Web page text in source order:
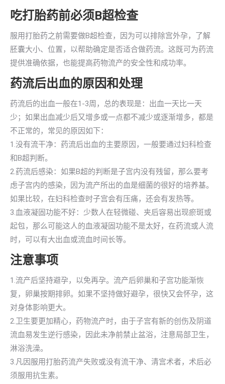
吃打胎药前必须B超检查
服用打胎药之前需要做B超检查，因为可以排除宫外孕，了解
胚囊大小、位置，以帮助确定是否适合做药流。这既可为药流
提供准确依据，也能提高药物流产的安全性和成功率。
药流后出血的原因和处理
药流后的出血一般在1-3周，总的表现是：出血一天比一天
少；如果出血减少后又增多或一点都不减少或逐渐增多，都是
不正常的，常见的原因如下：
1.没有流干净：药流后出血的主要原因，一般要通过妇科检查
和B超判断。
2.药流后感染：如果B超的判断是子宫内没有残留，那么要考
虑子宫内的感染，因为流产所出的血是细菌的很好的培养基。
如果比较，在妇科检查时子宫会有压痛，还会有发热等。
3.血液凝固功能不好：少数人在轻微碰、夹后容易出现瘀斑或
起包，那么可能这人的血液凝固功能不是太好，在药流或人流
时，可以有大出血或流血时间长等。
注意事项
1.流产后坚持避孕，以免再孕。流产后卵巢和子宫功能渐恢
复，卵巢按期排卵。如果不坚持做好避孕，很快又会怀孕，这
对身体影响更大。
2.卫生要更加精心，药物流产时，由于子宫有新的创伤及阴道
流血易发生逆行感染，因此未净前禁止盆浴，注意局部卫生，
淋浴洗澡。
3.凡因服用打胎药流产失败或没有流干净、清宫术者，术后必
须服用抗生素。